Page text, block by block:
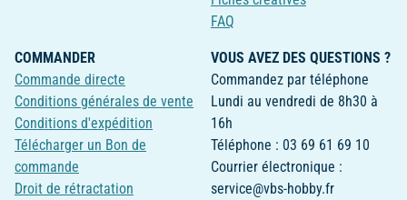
FAQ
COMMANDER
Commande directe
Conditions générales de vente
Conditions d'expédition
Télécharger un Bon de
commande
Droit de rétractation
VOUS AVEZ DES QUESTIONS ?
Commandez par téléphone
Lundi au vendredi de 8h30 à
16h
Téléphone : 03 69 61 69 10
Courrier électronique :
service@vbs-hobby.fr